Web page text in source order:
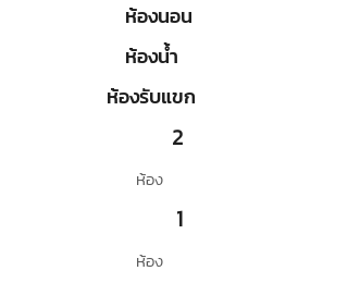
ห้องนอน
ห้องน้ำ
ห้องรับแขก
2
ห้อง
1
ห้อง